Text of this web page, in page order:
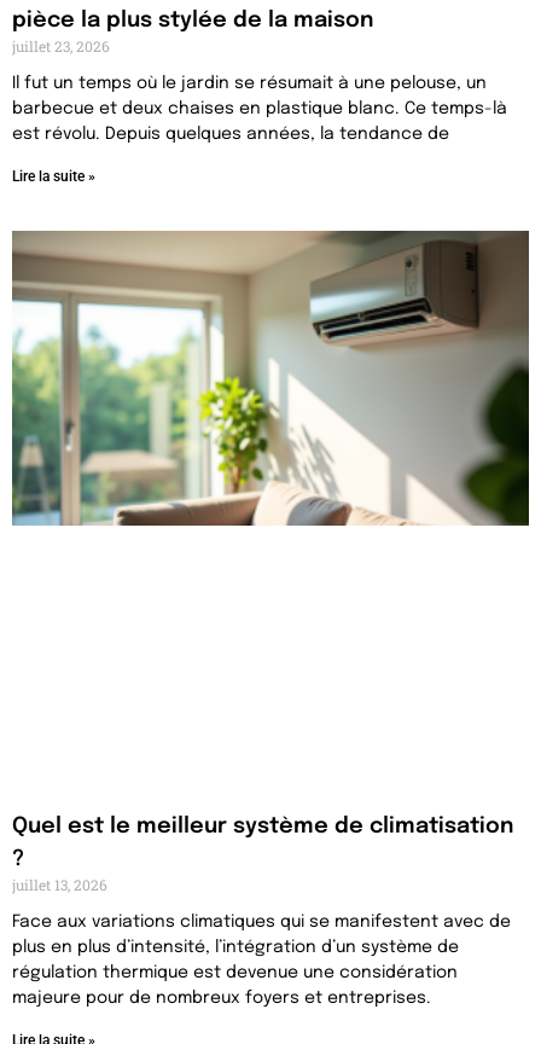
pièce la plus stylée de la maison
juillet 23, 2026
Il fut un temps où le jardin se résumait à une pelouse, un
barbecue et deux chaises en plastique blanc. Ce temps-là
est révolu. Depuis quelques années, la tendance de
Lire la suite »
Quel est le meilleur système de climatisation
?
juillet 13, 2026
Face aux variations climatiques qui se manifestent avec de
plus en plus d’intensité, l’intégration d’un système de
régulation thermique est devenue une considération
majeure pour de nombreux foyers et entreprises.
Lire la suite »